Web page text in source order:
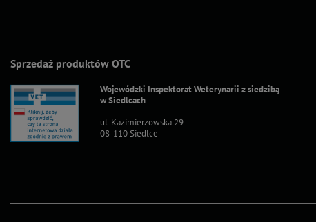
Sprzedaż produktów OTC
Wojewódzki Inspektorat Weterynarii z siedzibą
w Siedlcach
ul. Kazimierzowska 29
08-110 Siedlce